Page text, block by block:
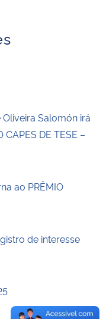
Salomón irá
DE TESE –
ao PRÊMIO
de interesse